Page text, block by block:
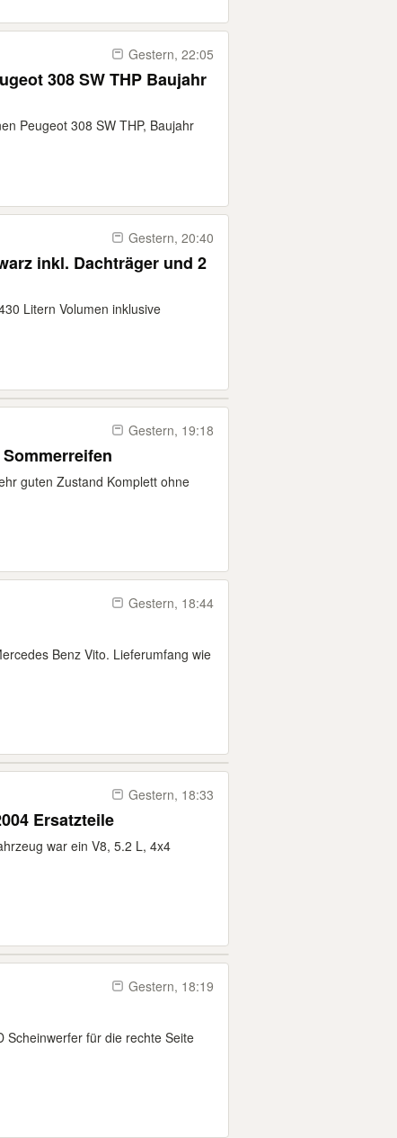
Gestern, 22:05
308 SW THP Baujahr
Peugeot 308 SW THP, Baujahr
Gestern, 20:40
inkl. Dachträger und 2
Litern Volumen inklusive
Gestern, 19:18
Sommerreifen
guten Zustand Komplett ohne
Gestern, 18:44
Benz Vito. Lieferumfang wie
Gestern, 18:33
Ersatzteile
war ein V8, 5.2 L, 4x4
Gestern, 18:19
Scheinwerfer für die rechte Seite